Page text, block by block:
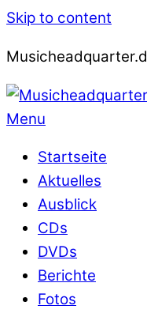
Skip to content
Menu
Startseite
Aktuelles
Ausblick
CDs
DVDs
Berichte
Fotos